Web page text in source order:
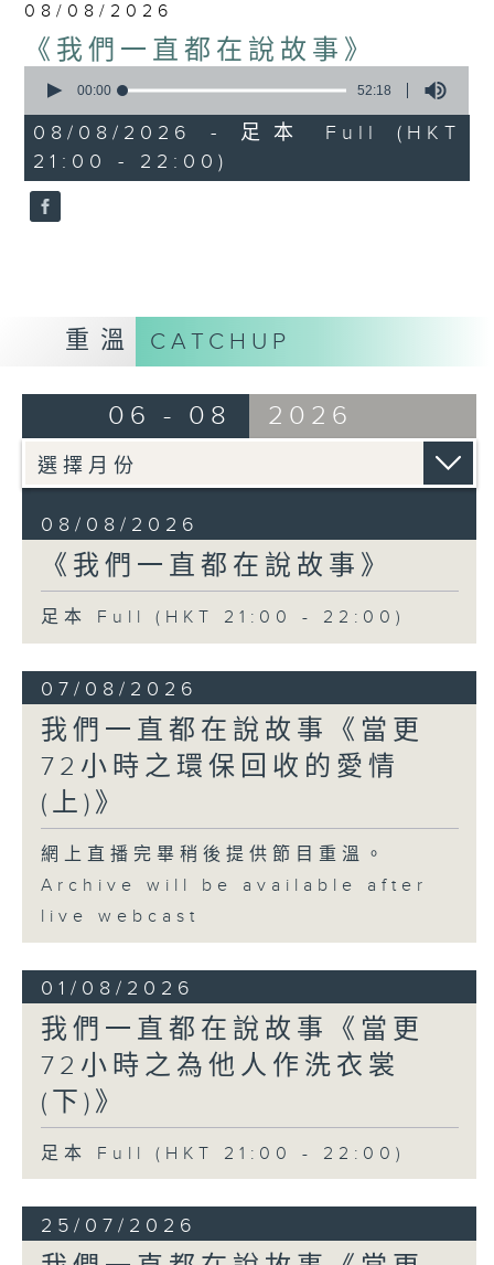
廖杏茵飾演：江麗媛
胡世傑飾演：楊大楓
混音︰湯國榮
監製︰劉蓮
香港電台第一台製作
08/08/2026
《我們一直都在說故事》
seconds
52
minutes,
18
seconds
00:00 52:18
08/08/2026 - 足本 Full (HKT
21:00 - 22:00)
重溫 CATCHUP
06 - 08 2026
08/08/2026
《我們一直都在說故事》
足本 Full (HKT 21:00 - 22:00)
07/08/2026
我們一直都在說故事《當更
72小時之環保回收的愛情
(上)》
網上直播完畢稍後提供節目重溫。
Archive will be available after
live webcast
01/08/2026
我們一直都在說故事《當更
72小時之為他人作洗衣裳
(下)》
足本 Full (HKT 21:00 - 22:00)
25/07/2026